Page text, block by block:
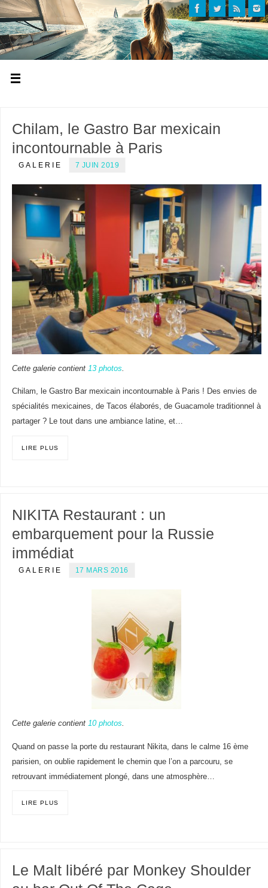
Chilam, le Gastro Bar mexicain
incontournable à Paris
GALERIE 7 JUIN 2019
Cette galerie contient 13 photos
Chilam, le Gastro Bar mexicain incontournable à Paris ! Des envies de
spécialités mexicaines, de Tacos élaborés, de Guacamole traditionnel à
partager ? Le tout dans une ambiance latine, et…
LIRE PLUS
NIKITA Restaurant : un
embarquement pour la Russie
immédiat
GALERIE 17 MARS 2016
Cette galerie contient 10 photos.
Quand on passe la porte du restaurant Nikita, dans le calme 16 ème
parisien, on oublie rapidement le chemin que l’on a parcouru, se
retrouvant immédiatement plongé, dans une atmosphère…
LIRE PLUS
Le Malt libéré par Monkey Shoulder